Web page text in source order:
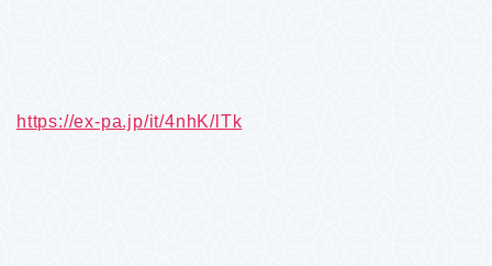
https://ex-pa.jp/it/4nhK/lTk